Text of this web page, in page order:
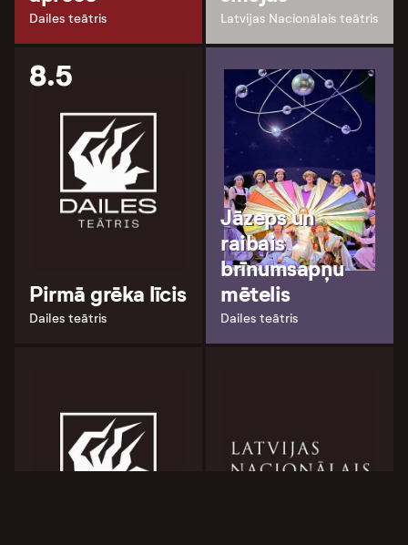
Dailes teātris Latvijas Nacionālais teātris
8.5
Pirmā grēka līcis
Dailes teātris
Jāzeps un
raibais
brīnumsapņu
mētelis
Dailes teātris